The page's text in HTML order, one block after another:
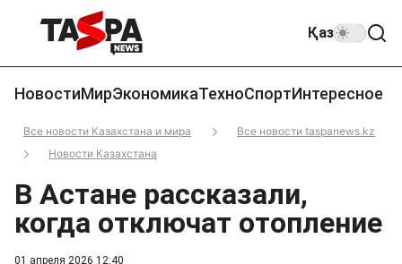
Қаз
НовостиМирЭкономикаТехноСпортИнтересное
Все новости Казахстана и мира
Все новости taspanews.kz
Новости Казахстана
01 апреля 2026 12:40
В Астане рассказали,
когда отключат отопление